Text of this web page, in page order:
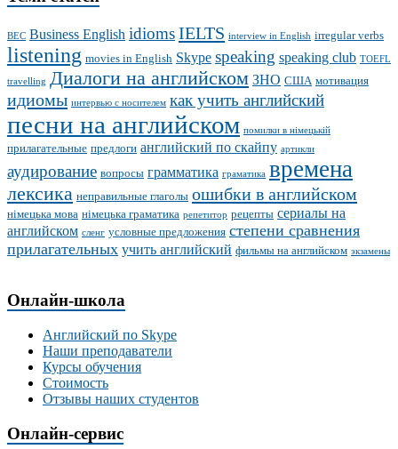
BEC Business English idiomsIELTS interview in English irregular verbs
listening movies in English Skype speaking speaking club TOEFL
travelling Диалоги на английском ЗНО США мотивация
идиомы интервью с носителем как учить английский
песни на английском помилки в німецькій
прилагательные предлоги английский по скайпу артикли
аудирование вопросы грамматика граматика времена
лексика неправильные глаголы ошибки в английском
німецька мова німецька граматика репетитор рецепты сериалы на
английском сленг условные предложения степени сравнения
прилагательных учить английский фильмы на английском экзамены
Онлайн-школа
Английский по Skype
Наши преподаватели
Курсы обучения
Стоимость
Отзывы наших студентов
Онлайн-сервис